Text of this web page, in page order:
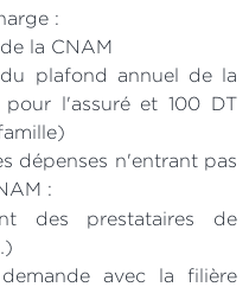
:
la CNAM
plafond annuel de la
l'assuré et 100 DT
dépenses n'entrant pas
:
des prestataires de
avec la filière